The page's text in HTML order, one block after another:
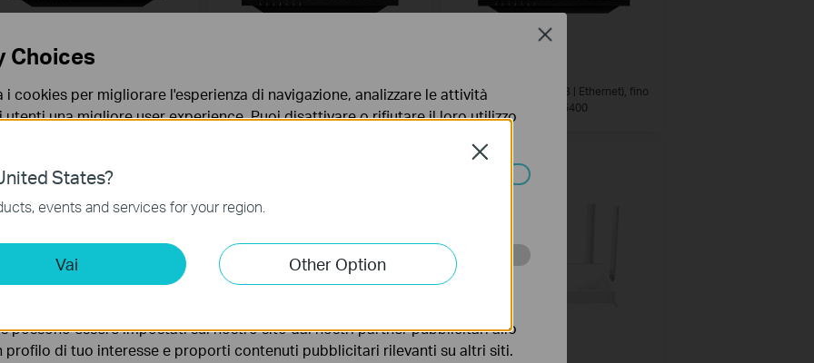
AX72 Pro
Wi-Fi 6 Multi-Gigabit AX5400
Router F (FTTH* | FTTB | Ethernet), fino
a 1Gbps, Wi-Fi 6 AX5400
Router F (FTTH* | FTTB | Ethernet), fino
a 1Gbps, Wi-Fi 6 AXE5400
States?
events and services for your region.
Vai Other Option
Close
Choices
i cookies per migliorare l'esperienza di navigazione, analizzare le attività
una migliore user experience. Puoi disattivare o rifiutare il loro utilizzo
Cookies
permettono di analizzare le tue attività sul nostro sito allo scopo di
possono essere impostati sul nostro sito dai nostri partner pubblicitari allo
profilo di tuo interesse e proporti contenuti pubblicitari rilevanti su altri siti.
Close